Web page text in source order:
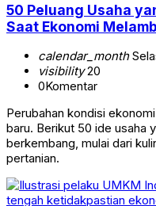
50 Peluang Usaha
Saat Ekonomi
calendar_month
visibility20
0Komentar
Perubahan kondisi
baru. Berikut 50 ide usaha
berkembang, mulai dari
pertanian.